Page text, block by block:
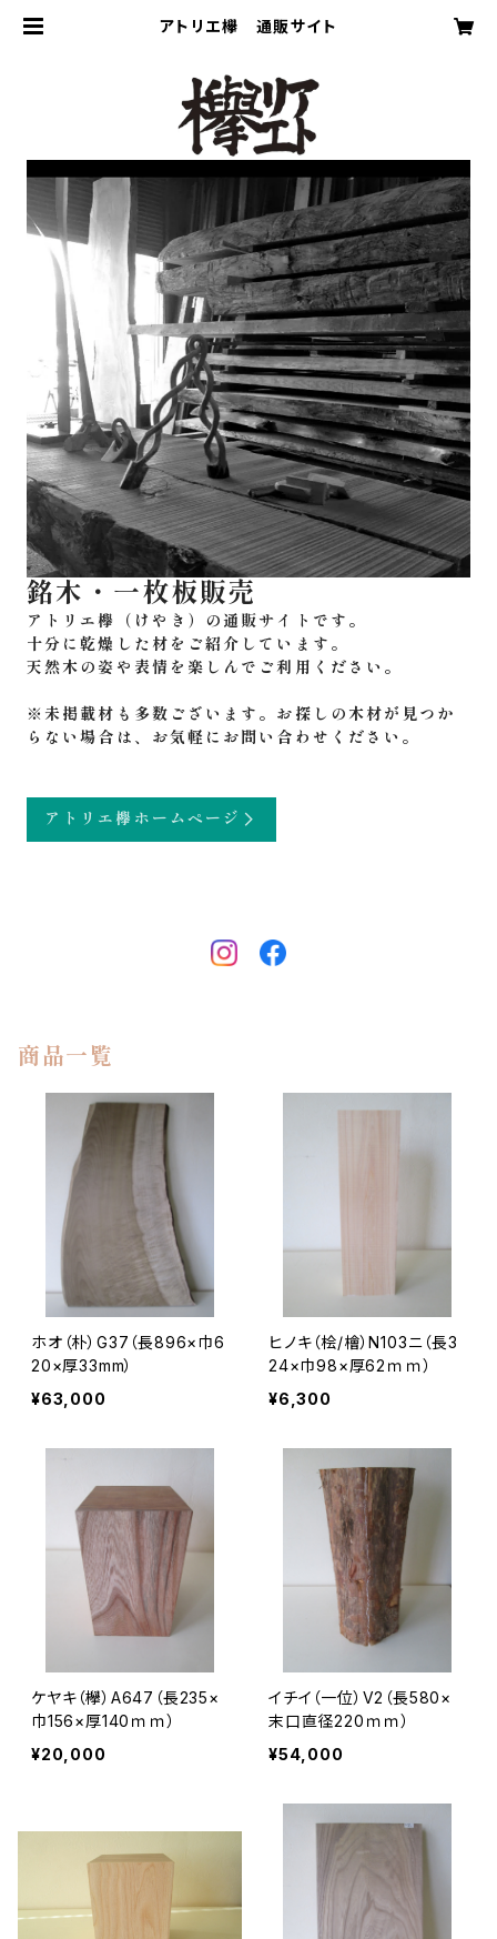
アトリエ欅 通販サイト
銘木・一枚板販売
アトリエ欅（けやき）の通販サイトです。
十分に乾燥した材をご紹介しています。
天然木の姿や表情を楽しんでご利用ください。
※未掲載材も多数ございます。お探しの木材が見つか
らない場合は、お気軽にお問い合わせください。
アトリエ欅ホームページ
商品一覧
ホオ（朴）G37（長896×巾6
20×厚33mm）
¥63,000
ヒノキ（桧/檜）N103ニ（長3
24×巾98×厚62ｍｍ）
¥6,300
ケヤキ（欅）A647（長235×
巾156×厚140ｍｍ）
¥20,000
イチイ（一位）V2（長580×
末口直径220ｍｍ）
¥54,000